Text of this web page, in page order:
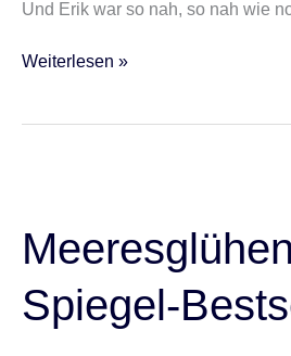
Und Erik war so nah, so nah wie
Weiterlesen »
Spiegel-
ist
Spiegel-